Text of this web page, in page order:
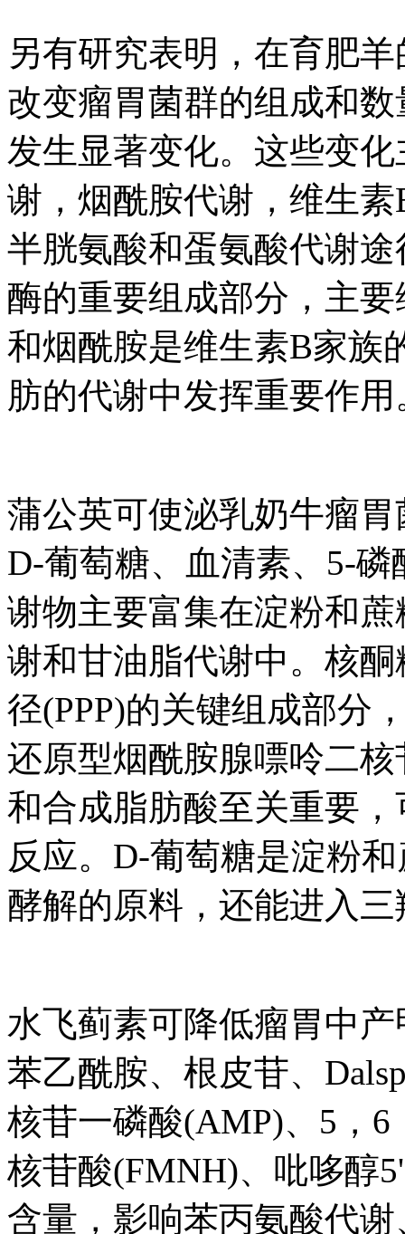
另有研究表明，在育肥
改变瘤胃菌群的组成和
发生显著变化。这些变
谢，烟酰胺代谢，维生
半胱氨酸和蛋氨酸代谢
酶的重要组成部分，主
和烟酰胺是维生素B家族
肪的代谢中发挥重要作用
蒲公英可使泌乳奶牛瘤
D-葡萄糖、血清素、5-
谢物主要富集在淀粉和
谢和甘油脂代谢中。核
径(PPP)的关键组成部分
还原型烟酰胺腺嘌呤二
和合成脂肪酸至关重要
反应。D-葡萄糖是淀粉
酵解的原料，还能进入
水飞蓟素可降低瘤胃中
苯乙酰胺、根皮苷、
核苷一磷酸(AMP)、5，
核苷酸(FMNH)、吡哆醇
含量，影响苯丙氨酸代